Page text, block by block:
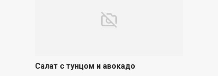
Салат с тунцом и авокадо